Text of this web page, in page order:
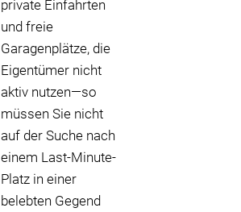
private Einfahrten
und freie
Garagenplätze, die
Eigentümer nicht
aktiv nutzen—so
müssen Sie nicht
auf der Suche nach
einem Last-Minute-
Platz in einer
belebten Gegend